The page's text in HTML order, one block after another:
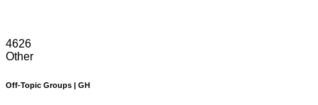
4626
Other
Off-Topic Groups | GH